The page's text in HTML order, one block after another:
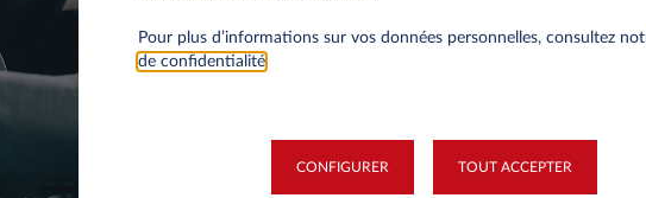
moyen
Pour plus d’informations sur vos données personnelles, consultez
de confidentialité
CONFIGURER TOUT ACCEPTER